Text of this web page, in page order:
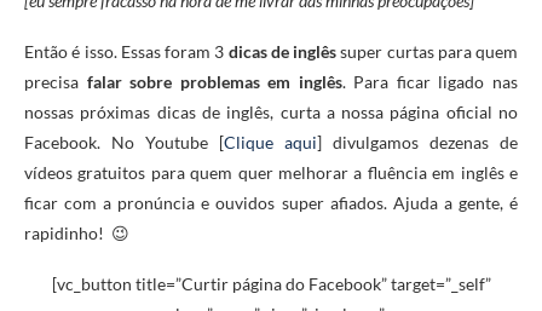
Então é isso. Essas foram 3 dicas de inglêssuper curtas para quem
precisa falar sobre problemas em inglês. Para ficar ligado nas
nossas próximas dicas de inglês, curta a nossa página oficial no
Facebook. No Youtube [Clique aqui] divulgamos dezenas de
vídeos gratuitos para quem quer melhorar a fluência em inglês e
ficar com a pronúncia e ouvidos super afiados. Ajuda a gente, é
rapidinho! 😉
[vc_button title=”Curtir página do Facebook” target=”_self”